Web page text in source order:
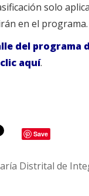
solo
en el programa.
del programa
aquí.
Save
Distrital de